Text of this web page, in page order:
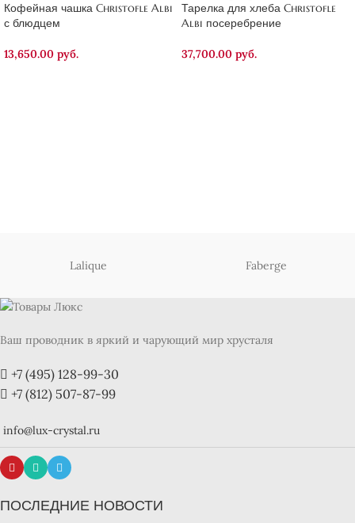
Кофейная чашка Christofle Albi
с блюдцем
13,650.00 руб.
Тарелка для хлеба Christofle
Albi посеребрение
37,700.00 руб.
Lalique Faberge
Ваш проводник в яркий и чарующий мир хрусталя
+7 (495) 128-99-30
+7 (812) 507-87-99
info@lux-crystal.ru
ПОСЛЕДНИЕ НОВОСТИ